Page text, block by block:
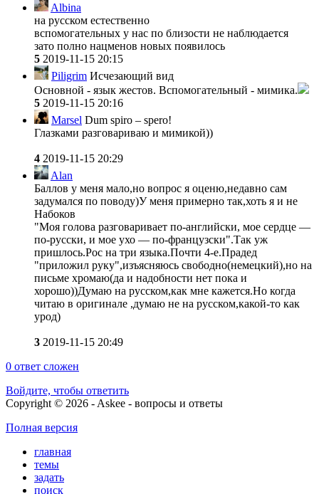
Albina
на русском естественно
вспомогательных у нас по близости не наблюдается
зато полно нацменов новых появилось
5 2019-11-15 20:15
Piligrim Исчезающий вид
Основной - язык жестов. Вспомогательный - мимика.
5 2019-11-15 20:16
Marsel Dum spiro – spero!
Глазками разговариваю и мимикой))
4 2019-11-15 20:29
Alan
Баллов у меня мало,но вопрос я оценю,недавно сам
задумался по поводу)У меня примерно так,хоть я и не
Набоков
"Моя голова разговаривает по-английски, мое сердце —
по-русски, и мое ухо — по-французски".Так уж
пришлось.Рос на три языка.Почти 4-е.Прадед
"приложил руку",изъясняюсь свободно(немецкий),но на
письме хромаю(да и надобности нет пока и
хорошо))Думаю на русском,как мне кажется.Но когда
читаю в оригинале ,думаю не на русском,какой-то как
урод)
3 2019-11-15 20:49
0 ответ сложен
Войдите, чтобы ответить
Copyright © 2026 - Askee - вопросы и ответы
Полная версия
главная
темы
задать
поиск